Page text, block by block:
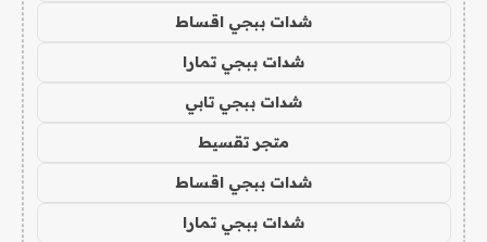
شدات ببجي اقساط
شدات ببجي تمارا
شدات ببجي تابي
متجر تقسيط
شدات ببجي اقساط
شدات ببجي تمارا